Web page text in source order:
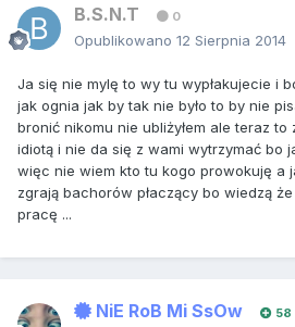
B.S.N.T 0
Opublikowano 12 Sierpnia 2014
Ja się nie mylę to wy tu wypłakujecie i
jak ognia jak by tak nie było to by nie
bronić nikomu nie ubliżyłem ale teraz
idiotą i nie da się z wami wytrzymać bo
więc nie wiem kto tu kogo prowokuję a
zgrają bachorów płaczący bo wiedzą
pracę ...
NiE RoB Mi SsOw 58